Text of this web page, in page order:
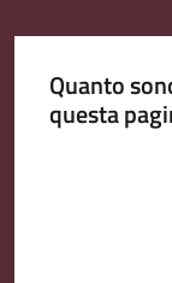
Quanto
questa